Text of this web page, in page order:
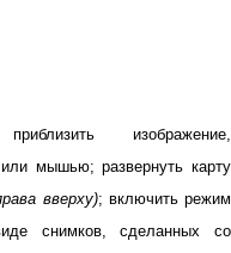
изображение,
мышью; развернуть карту
вверху); включить режим
снимков, сделанных со